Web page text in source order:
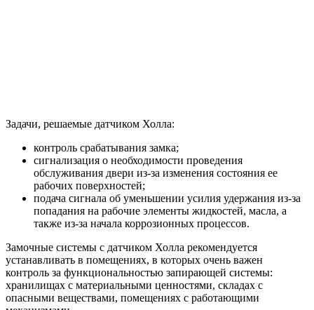
Задачи, решаемые датчиком Холла:
контроль срабатывания замка;
сигнализация о необходимости проведения
обслуживания двери из-за изменения состояния ее
рабочих поверхностей;
подача сигнала об уменьшении усилия удержания из-за
попадания на рабочие элементы жидкостей, масла, а
также из-за начала коррозионных процессов.
Замочные системы с датчиком Холла рекомендуется
устанавливать в помещениях, в которых очень важен
контроль за функциональностью запирающей системы:
хранилищах с материальными ценностями, складах с
опасными веществами, помещениях с работающими